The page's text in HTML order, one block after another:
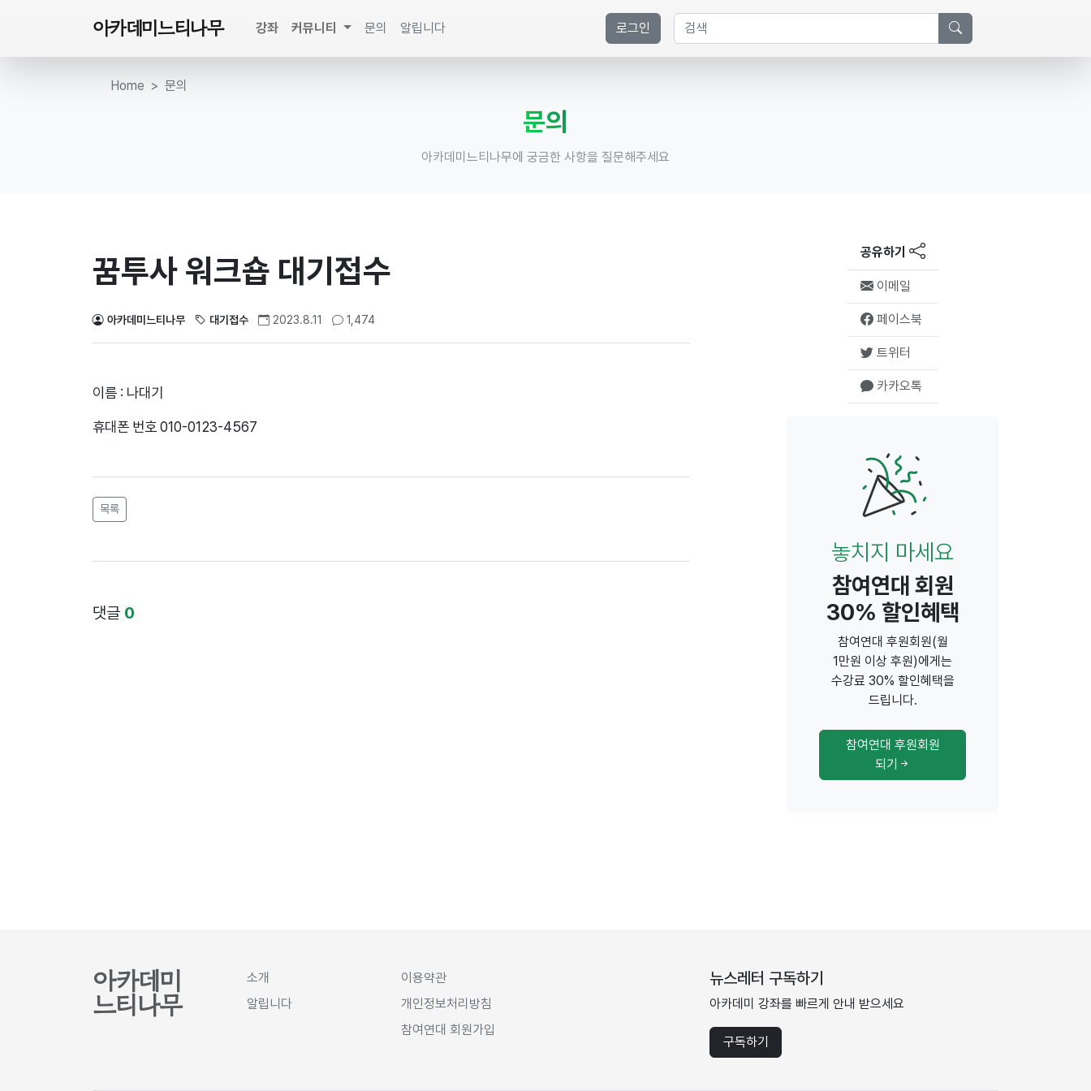
아카데미느티나무 강좌 커뮤니티 문의 알립니다 로그인
Home 문의
문의
아카데미느티나무에 궁금한 사항을 질문해주세요
꿈투사 워크숍 대기접수
아카데미느티나무 대기접수 2023.8.11 1,474
이름 : 나대기
휴대폰 번호 010-0123-4567
목록
댓글 0
공유하기
이메일
페이스북
트위터
카카오톡
놓치지 마세요
참여연대 회원
30% 할인혜택
참여연대 후원회원(월
1만원 이상 후원)에게는
수강료 30% 할인혜택을
드립니다.
참여연대 후원회원
되기
아카데미
느티나무
소개
알립니다
이용약관
개인정보처리방침
참여연대 회원가입
뉴스레터 구독하기
아카데미 강좌를 빠르게 안내 받으세요
구독하기